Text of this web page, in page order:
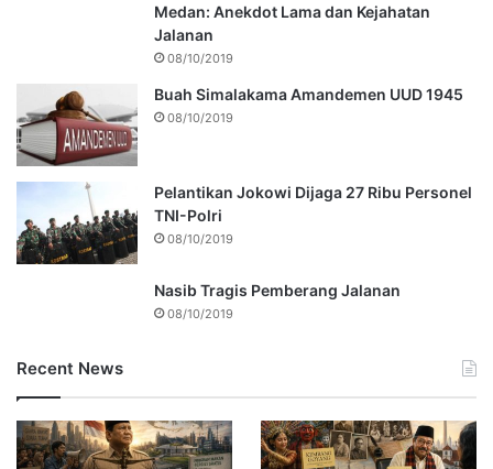
Medan: Anekdot Lama dan Kejahatan
Jalanan
08/10/2019
Buah Simalakama Amandemen UUD 1945
08/10/2019
Pelantikan Jokowi Dijaga 27 Ribu Personel
TNI-Polri
08/10/2019
Nasib Tragis Pemberang Jalanan
08/10/2019
Recent News